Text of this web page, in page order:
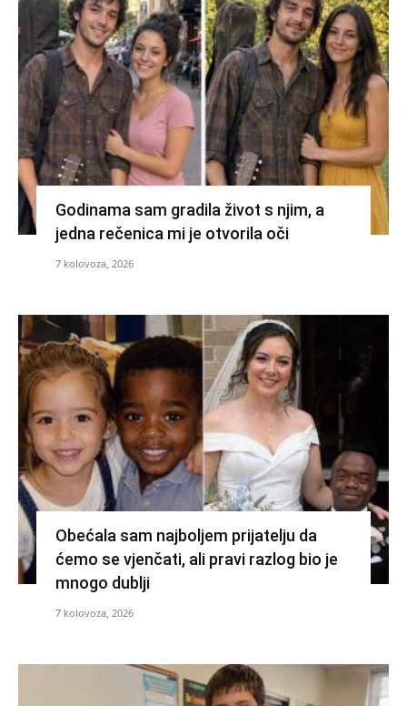
Godinama sam gradila život s njim, a
jedna rečenica mi je otvorila oči
7 kolovoza, 2026
Obećala sam najboljem prijatelju da
ćemo se vjenčati, ali pravi razlog bio je
mnogo dublji
7 kolovoza, 2026